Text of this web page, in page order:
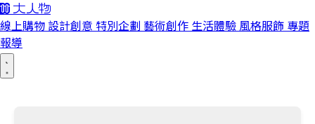
線上購物 設計創意 特別企劃 藝術創作 生活體驗 風格服飾 專題
報導